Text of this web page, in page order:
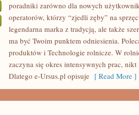
OCHRONA
ŚRODOWISKA
ROLNICTWIE
poradniki zarówno dla nowych
operatorów, którzy “zjedli zęby” na
legendarna marka z tradycją, ale także
ma być Twoim punktem odniesienia.
produktów i Technologie rolnicze. W
zaczyna się okres intensywnych prac,
Dlatego e-Ursus.pl opisuje [ Read More ]